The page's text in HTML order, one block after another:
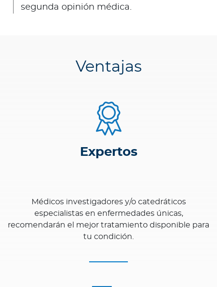
segunda opinión médica.
Ventajas
Expertos
Médicos investigadores y/o catedráticos
especialistas en enfermedades únicas,
recomendarán el mejor tratamiento disponible para
tu condición.